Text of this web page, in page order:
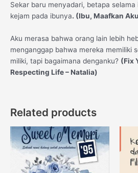
Sekar baru menyadari, betapa
kejam pada ibunya. (Ibu, Maafkan
Aku merasa bahwa orang lain lebih
menganggap bahwa mereka memiliki
miliki, tapi bagaimana denganku? (Fix
Respecting Life – Natalia)
Related products